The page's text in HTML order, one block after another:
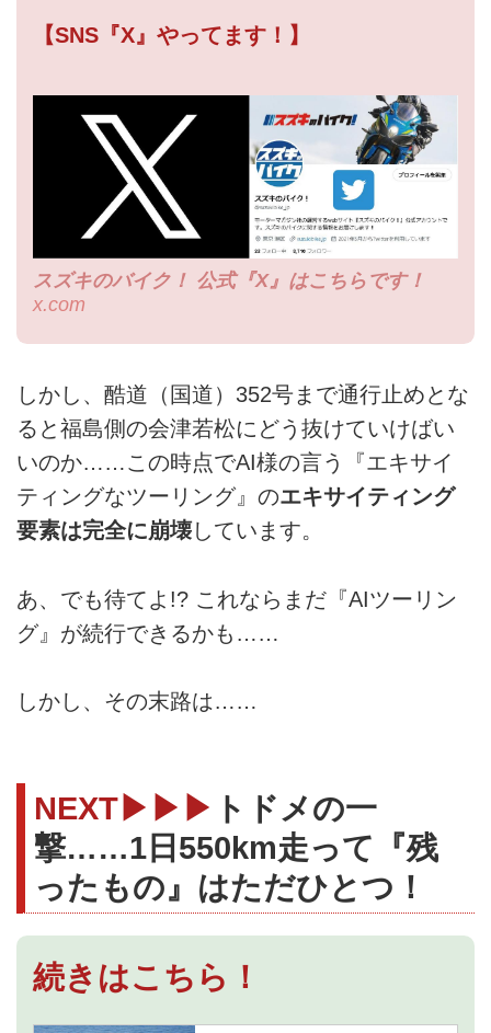
【SNS『X』やってます！】
スズキのバイク！ 公式『X』はこちらです！
x.com
しかし、酷道（国道）352号まで通行止めとな
ると福島側の会津若松にどう抜けていけばい
いのか……この時点でAI様の言う『エキサイ
ティングなツーリング』のエキサイティング
要素は完全に崩壊しています。
あ、でも待てよ!? これならまだ『AIツーリン
グ』が続行できるかも……
しかし、その末路は……
NEXT▶▶▶ トドメの一
撃……1日550km走って『残
ったもの』はただひとつ！
続きはこちら！